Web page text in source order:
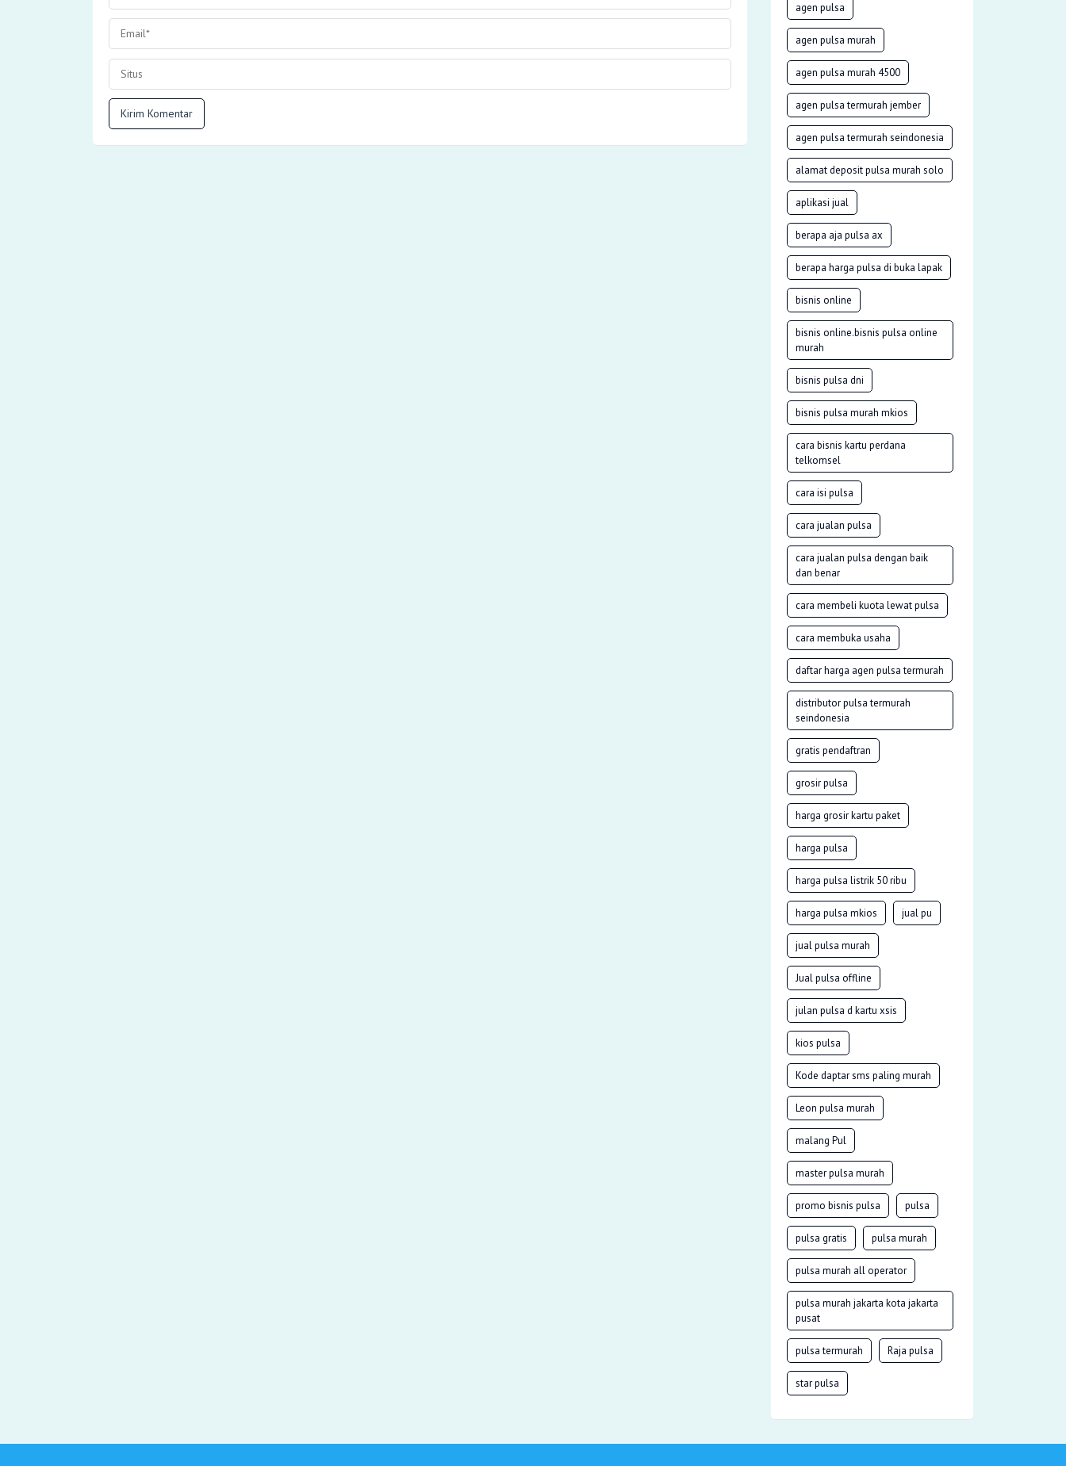
agen pulsa
agen pulsa murah
agen pulsa murah 4500
agen pulsa termurah jember
agen pulsa termurah seindonesia
alamat deposit pulsa murah solo
aplikasi jual
berapa aja pulsa ax
berapa harga pulsa di buka lapak
bisnis online
bisnis online.bisnis pulsa online
murah
bisnis pulsa dni
bisnis pulsa murah mkios
cara bisnis kartu perdana
telkomsel
cara isi pulsa
cara jualan pulsa
cara jualan pulsa dengan baik
dan benar
cara membeli kuota lewat pulsa
cara membuka usaha
daftar harga agen pulsa termurah
distributor pulsa termurah
seindonesia
gratis pendaftran
grosir pulsa
harga grosir kartu paket
harga pulsa
harga pulsa listrik 50 ribu
harga pulsa mkios jual pu
jual pulsa murah
Jual pulsa offline
julan pulsa d kartu xsis
kios pulsa
Kode daptar sms paling murah
Leon pulsa murah
malang Pul
master pulsa murah
promo bisnis pulsa pulsa
pulsa gratis pulsa murah
pulsa murah all operator
pulsa murah jakarta kota jakarta
pusat
pulsa termurah Raja pulsa
star pulsa